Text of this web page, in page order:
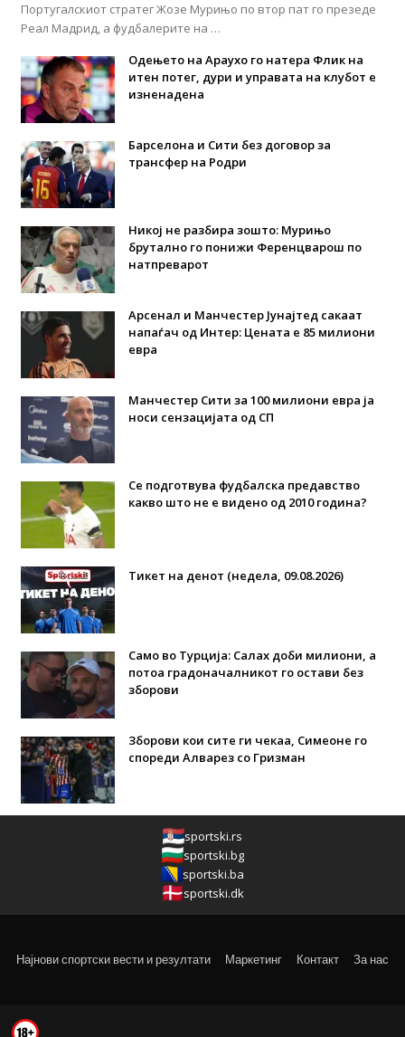
Португалскиот стратег Жозе Мурињо по втор пат го презеде
Реал Мадрид, а фудбалерите на …
Одењето на Араухо го натера Флик на
итен потег, дури и управата на клубот е
изненадена
Барселона и Сити без договор за
трансфер на Родри
Никој не разбира зошто: Мурињо
брутално го понижи Ференцварош по
натпреварот
Арсенал и Манчестер Јунајтед сакаат
напаѓач од Интер: Цената е 85 милиони
евра
Манчестер Сити за 100 милиони евра ја
носи сензацијата од СП
Се подготвува фудбалска предавство
какво што не е видено од 2010 година?
Тикет на денот (недела, 09.08.2026)
Само во Турција: Салах доби милиони, а
потоа градоначалникот го остави без
зборови
Зборови кои сите ги чекаа, Симеоне го
спореди Алварез со Гризман
sportski.rs
sportski.bg
sportski.ba
sportski.dk
Најнови спортски вести и резултати Маркетинг Контакт За нас